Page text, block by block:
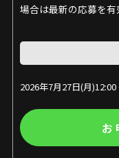
場合は最新の応募を有
2026年7月27日(月
お